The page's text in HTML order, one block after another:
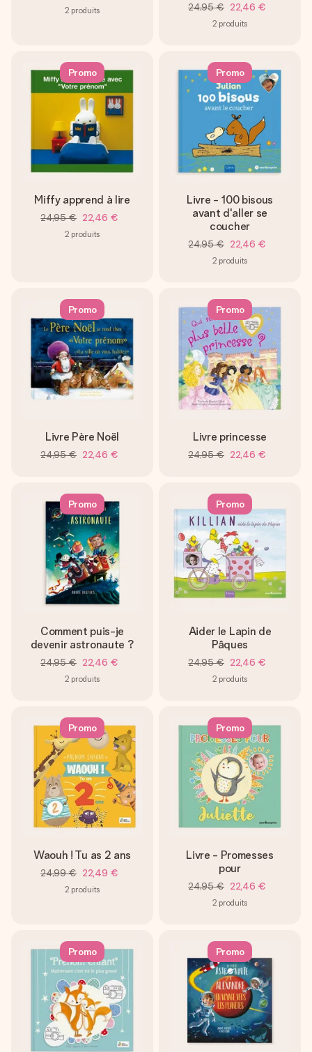
2 produits 24,95 € 22,46 €
2 produits
Promo
Miffy apprend à lire
24,95 € 22,46 €
2 produits
Promo
Livre - 100 bisous
avant d'aller se
coucher
24,95 € 22,46 €
2 produits
Promo
Livre Père Noël
24,95 € 22,46 €
Promo
Livre princesse
24,95 € 22,46 €
Promo
Comment puis-je
devenir astronaute ?
24,95 € 22,46 €
2 produits
Promo
Aider le Lapin de
Pâques
24,95 € 22,46 €
2 produits
Promo
Waouh ! Tu as 2 ans
24,99 € 22,49 €
2 produits
Promo
Livre - Promesses
pour
24,95 € 22,46 €
2 produits
Promo Promo